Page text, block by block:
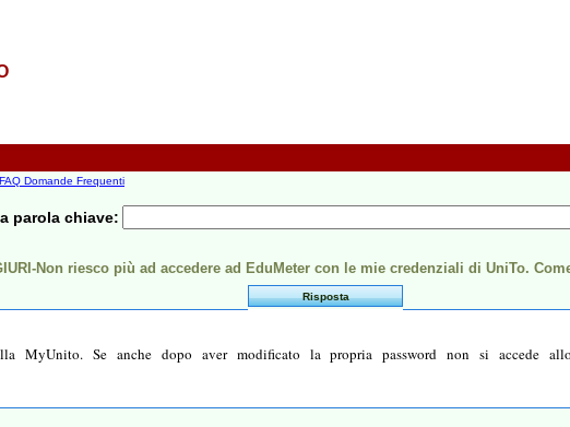
FAQ Domande Frequenti
parola chiave:
Non riesco più ad accedere ad EduMeter con le mie credenziali di UniTo.
Risposta
MyUnito. Se anche dopo aver modificato la propria password non si accede